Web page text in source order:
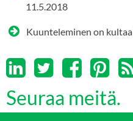
11.5.2018
Kuunteleminen on kultaa
Seuraa meitä.